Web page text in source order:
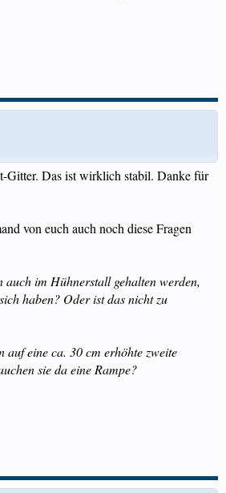
Gitter. Das ist wirklich stabil. Danke für
von euch auch noch diese Fragen
auch im Hühnerstall gehalten werden,
haben? Oder ist das nicht zu
auf eine ca. 30 cm erhöhte zweite
sie da eine Rampe?